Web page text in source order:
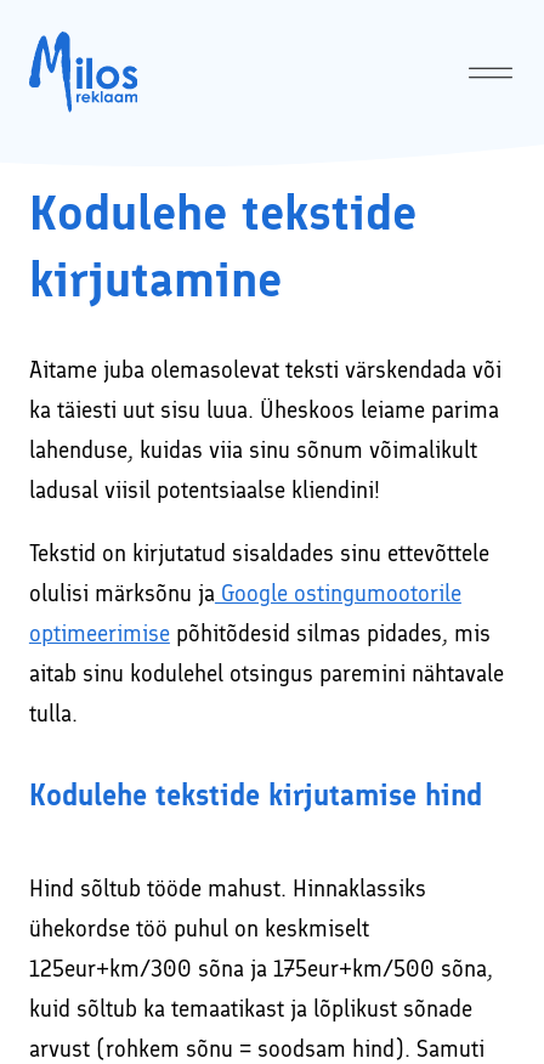
Avaleht
Meist
Sotsiaalmeedia turunduse ja Google Ads’i koolitused ja
konsultatsioonid
Facebooki reklaam ehk tasulise Facebooki kampaania
SEO – kodulehe otsimootoritele optimeerimine
Sisuturundus ja sisuloome
Interneti turvalisuse ja veibi loengud koolides
Sooduskoodid ja -pakkumised koostööpartneritelt!
Kasulik
Koolitused
Sotsiaalmeediaturunduse koolitused ja SEO koolitused
Tehtud tööd
Kodulehe tekstide
kirjutamine
Aitame juba olemasolevat teksti värskendada või
ka täiesti uut sisu luua. Üheskoos leiame parima
lahenduse, kuidas viia sinu sõnum võimalikult
ladusal viisil potentsiaalse kliendini!
Tekstid on kirjutatud sisaldades sinu ettevõttele
olulisi märksõnu jaGoogle ostingumootorile
optimeerimisepõhitõdesid silmas pidades, mis
aitab sinu kodulehel otsingus paremini nähtavale
tulla.
Kodulehe tekstide kirjutamise hind
Hind sõltub tööde mahust. Hinnaklassiks
ühekordse töö puhul on keskmiselt
125eur+km/300 sõna ja 175eur+km/500 sõna,
kuid sõltub ka temaatikast ja lõplikust sõnade
arvust (rohkem sõnu = soodsam hind). Samuti